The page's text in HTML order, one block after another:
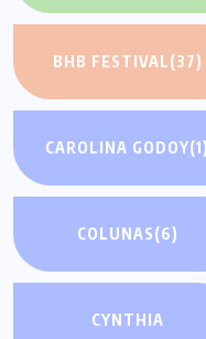
BHB FESTIVAL(37)
CAROLINA GODOY(1)
COLUNAS(6)
CYNTHIA